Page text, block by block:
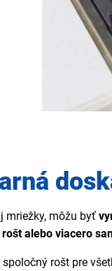
mriežky, môžu byť
alebo viacero
rošt pre